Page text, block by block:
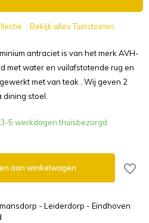
Bekijk alles Tuinstoelen
antraciet is van het merk AVH-
met water en vuilafstotende rug en
met van teak . Wij geven 2
stoel.
5 werkdagen thuisbezorgd
aan winkelwagen
- Leiderdorp - Eindhoven